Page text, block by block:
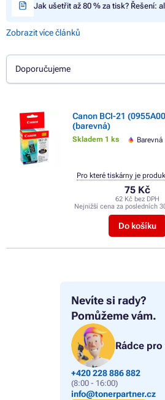
Nevíte si rady?
Pomůžeme vám.
Rádce
+420 228 886 882
(8:00 - 16:00)
info@tonerpartner.cz
Jak ušetřit až 80 % za tisk? Řešení:
Zobrazit více článků
Doporučujeme
Canon BCI-21
(barevná)
Skladem 1 ks Barevná
75 Kč
62 Kč bez DPH
Nejnižší cena za posledních
Do košíku
Pro které tiskárny je